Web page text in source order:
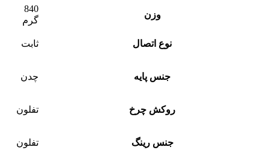
وزن
840
گرم
نوع اتصال ثابت
جنس پایه چدن
روکش چرخ تفلون
جنس رینگ تفلون